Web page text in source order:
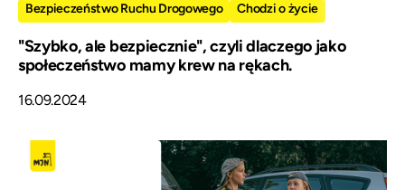
Bezpieczeństwo Ruchu Drogowego Chodzi o życie
"Szybko, ale bezpiecznie", czyli dlaczego jako
społeczeństwo mamy krew na rękach.
16.09.2024